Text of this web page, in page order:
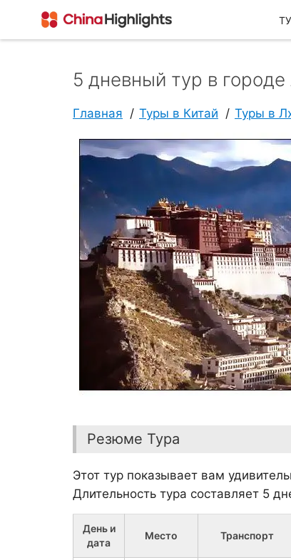
О China
5 дневный тур в городе
Главная Туры в Китай Туры в
Резюме Тура
Этот тур показывает вам
Длительность тура составляет 5
День и
дата
Место Транспорт